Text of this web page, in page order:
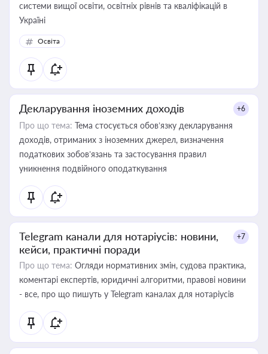
системи вищої освіти, освітніх рівнів та кваліфікацій в
Україні
Освіта
Декларування іноземних доходів +6
Про що тема: Тема стосується обов’язку декларування
доходів, отриманих з іноземних джерел, визначення
податкових зобов’язань та застосування правил
уникнення подвійного оподаткування
Telegram канали для нотаріусів: новини,
кейси, практичні поради
+7
Про що тема: Огляди нормативних змін, судова практика,
коментарі експертів, юридичні алгоритми, правові новини
- все, про що пишуть у Telegram каналах для нотаріусів